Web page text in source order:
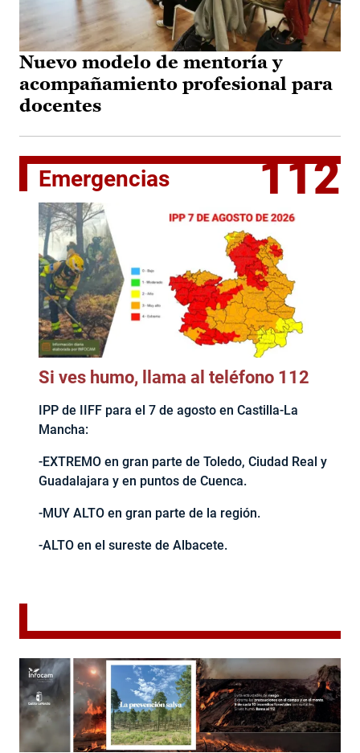
Nuevo modelo de mentoría y
acompañamiento profesional para
docentes
Emergencias 112
Si ves humo, llama al teléfono 112
IPP de IIFF para el 7 de agosto en Castilla-La
Mancha:
-EXTREMO en gran parte de Toledo, Ciudad Real y
Guadalajara y en puntos de Cuenca.
-MUY ALTO en gran parte de la región.
-ALTO en el sureste de Albacete.